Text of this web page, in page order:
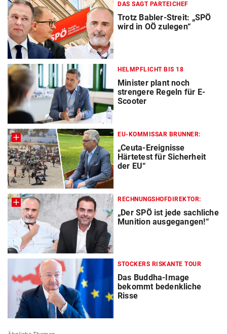
DAS SAGT PARTEICHEF
Trotz Babler-Streit: „SPÖ
wird in OÖ zulegen“
HELMPFLICHT BIS 18
Minister plant noch
strengere Regeln für E-
Scooter
EU-KOMMISSAR BRUNNER:
„Ceuta-Ereignisse
Härtetest für Sicherheit
der EU“
RECHNUNGSHOFDIREKTOR:
„Der SPÖ ist jede sachliche
Munition ausgegangen!“
STOCKERS RISKANTE TOUR
Das Buddha-Image
bekommt bedenkliche
Risse